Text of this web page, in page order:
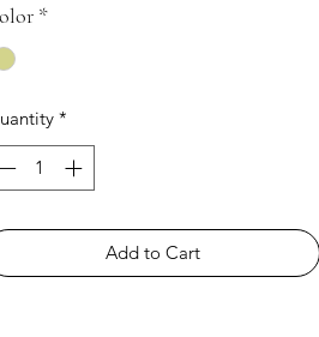
recolecta la ceniza en tu domicilio
*
*
Add to Cart